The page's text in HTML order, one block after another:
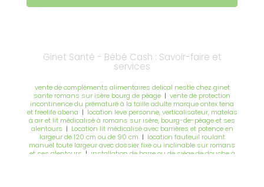
Ginet Santé - Bébé Cash : Savoir-faire et
services
vente de compléments alimentaires delical nestle chez ginet
sante romans sur isère bourg de péage | vente de protection
incontinence du prématuré à la taille adulte marque ontex tena
et freelife abena | location leve personne, verticalisateur, matelas
à air et lit médicalisé à romans sur isère, bourg-de-péage et ses
alentours | Location lit médicalisé avec barrières et potence en
largeur de 120 cm ou de 90 cm | location fauteuil roulant
manuel toute largeur avec dossier fixe ou inclinable sur romans
et ses alentours | installation de barre ou de siège de douche à